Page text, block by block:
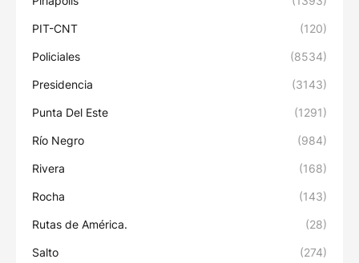
PIT-CNT (120)
Policiales (8534)
Presidencia (3143)
Punta Del Este (1291)
Río Negro (984)
Rivera (168)
Rocha (143)
Rutas de América. (28)
Salto (274)